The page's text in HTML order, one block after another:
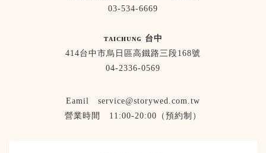
03-534-6669
ᴛᴀɪᴄʜᴜɴɢ 台中
414台中市烏日區高鐵路三段168號
04-2336-0569
Eamil service@storywed.com.tw
營業時間 11:00-20:00（預約制）